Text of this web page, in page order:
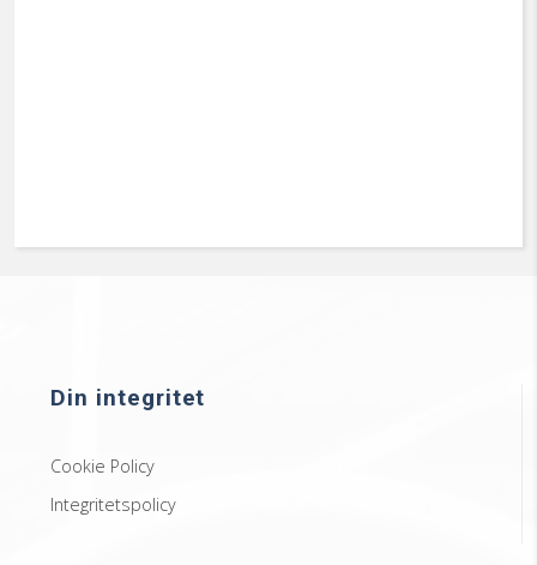
Din integritet
Cookie Policy
Integritetspolicy